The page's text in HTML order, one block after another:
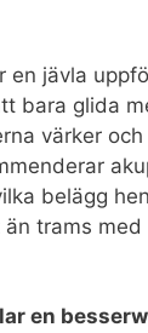
en jävla
bara glida
värker och
belägg
trams med
en